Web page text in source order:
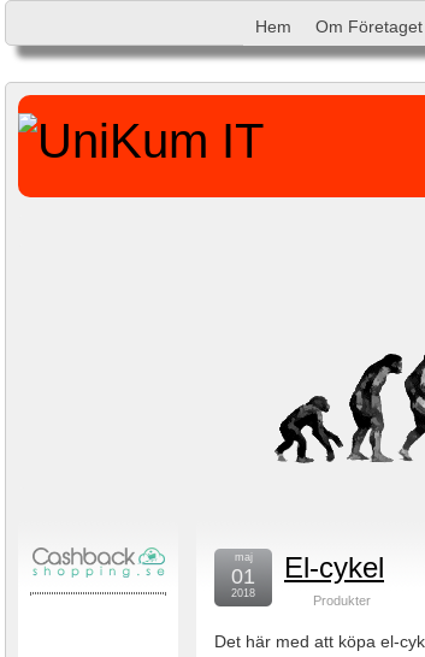
Hem Om Företaget
El-cykel
Produkter
maj
01
2018
Det här med att köpa el-